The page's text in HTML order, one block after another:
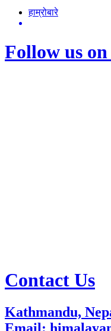
हाम्रोबारे
Follow us
Contact Us
Kathmandu,
Email: